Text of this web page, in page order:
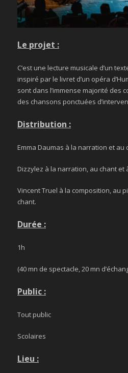
Le projet :
C’est une lecture musicale d’un
inspiré par le livret d’un opéra
sont dans l’immense majorité des
des chansons ponctuées
Distribution :
Emma Daumas à la narration et au
Dizzylez à la narration, au chant et
Vincent Truel à la composition, au
chant.
Durée :
1h
(40 mn de spectacle, 20 mn
Public :
Tout public
Scolaires
Lieu :